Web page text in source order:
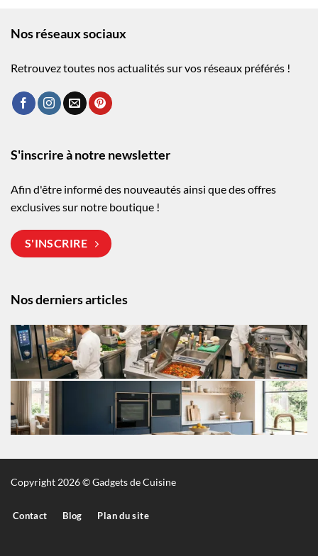
Nos réseaux sociaux
Retrouvez toutes nos actualités sur vos réseaux préférés !
Nos derniers articles
S'inscrire à notre newsletter
Afin d'être informé des nouveautés ainsi que des offres
exclusives sur notre boutique !
S'INSCRIRE
Copyright 2026 © Gadgets de Cuisine
Contact Blog Plan du site